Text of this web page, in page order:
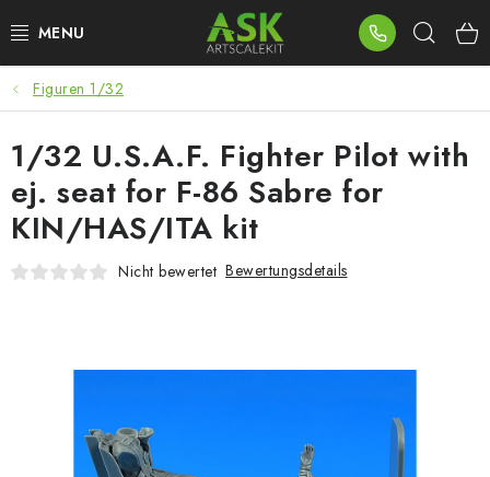
Inhalt
BLOG
SUMMER DAYS
WARHAMMER
ASK PRODUKTE
ZUBEHÖR
Figuren 1/32
1/32 U.S.A.F. Fighter Pilot with
ej. seat for F-86 Sabre for
KIN/HAS/ITA kit
Nicht bewertet Bewertungsdetails